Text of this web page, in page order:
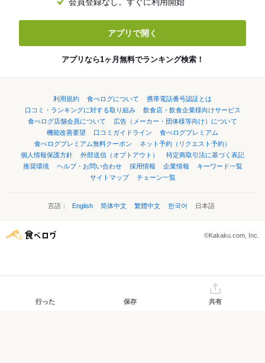
アプリで開く
アプリなら1ヶ月無料でランキング検索！
利用規約 食べログについて
携帯電話番号認証とは
口コミ・ランキングに対する取り組み
飲食店・飲食企業様向けサービス
食べログ店舗会員について
広告（メーカー・団体様等向け）について
機能改善要望
口コミガイドライン
食べログプレミアム
食べログプレミアム無料クーポン
ネット予約（リクエスト予約）
個人情報保護方針
外部送信（オプトアウト）
特定商取引法に基づく表記
推奨環境
ヘルプ・お問い合わせ 採用情報 企業情報
キーワード一覧
サイトマップ
チェーン一覧
言語： English 简体中文 繁體中文 한국어 日本語
©Kakaku.com, Inc.
行った 保存 共有